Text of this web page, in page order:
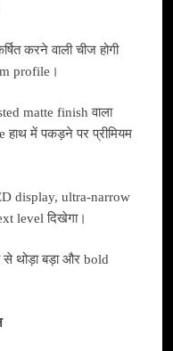
करने वाली चीज होगी
profile।
matte finish वाला
में पकड़ने पर प्रीमियम
display, ultra-narrow
level दिखेगा।
थोड़ा बड़ा और bold